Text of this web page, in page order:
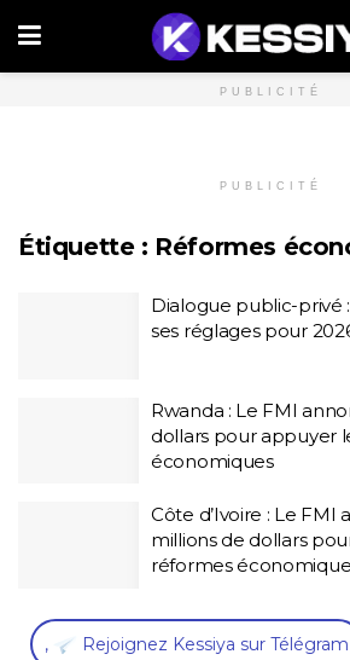
PUBLICITÉ
PUBLICITÉ
Étiquette : Réformes
Dialogue public-privé :
ses réglages pour
Rwanda : Le FMI
dollars pour appuyer
économiques
Côte d’Ivoire : Le FMI
millions de dollars
réformes
, Rejoignez Kessiya sur Télégram